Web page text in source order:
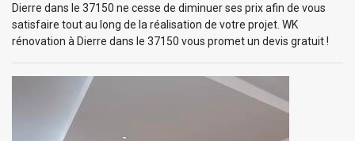
Dierre dans le 37150 ne cesse de diminuer ses prix afin de vous
satisfaire tout au long de la réalisation de votre projet. WK
rénovation à Dierre dans le 37150 vous promet un devis gratuit !